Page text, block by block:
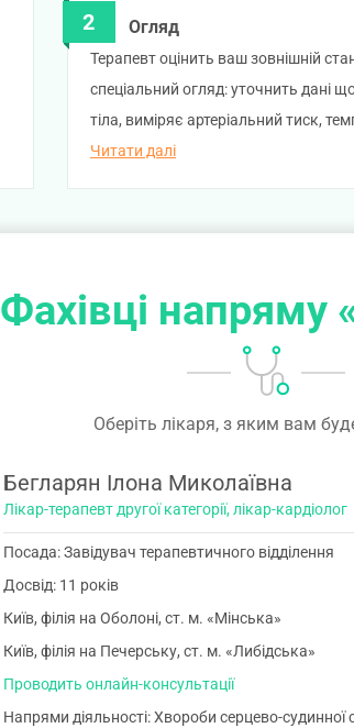
Огляд
Терапевт оцінить ваш зовнішній
спеціальний огляд: уточнить дані
тіла, виміряє артеріальний тиск,
тіла, вислухає, як функціонують
Читати далі
Фахівці напряму
Оберіть лікаря, з яким вам
Бегларян Ілона Миколаївна
Лікар-терапевт другої категорії, лікар-кардіолог
Посада: Завідувач терапевтичного відділення
Досвід: 11 років
Київ, філія на Оболоні, ст. м. «Мінська»
Київ, філія на Печерську, ст. м. «Либідська»
Проводить онлайн-консультації
Напрями діяльності: Хвороби серцево-судинної